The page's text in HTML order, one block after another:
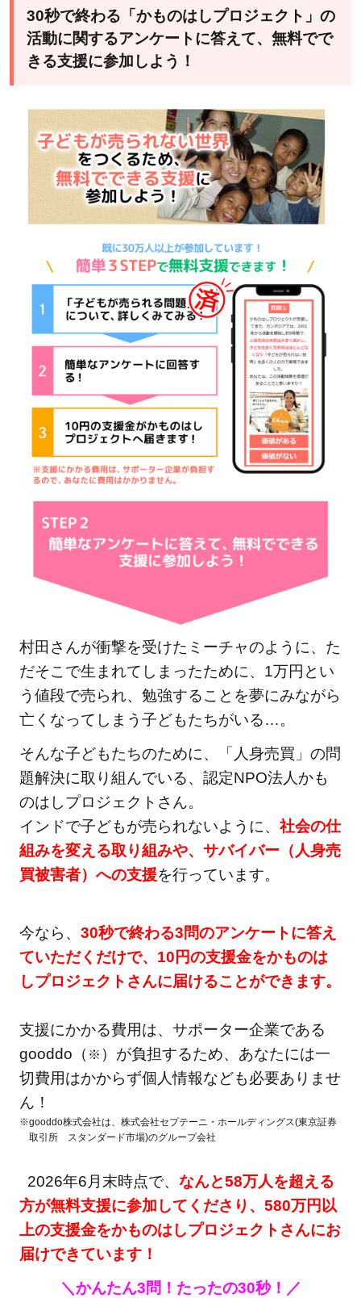
30秒で終わる「かものはしプロジェクト」の
活動に関するアンケートに答えて、無料でで
きる支援に参加しよう！
村田さんが衝撃を受けたミーチャのように、た
だそこで生まれてしまったために、1万円とい
う値段で売られ、勉強することを夢にみながら
亡くなってしまう子どもたちがいる…。
そんな子どもたちのために、「人身売買」の問
題解決に取り組んでいる、認定NPO法人かも
のはしプロジェクトさん。
インドで子どもが売られないように、 社会の仕
組みを変える取り組みや、サバイバー（人身売
買被害者）への支援を行っています。
今なら、 30秒で終わる3問のアンケートに答え
ていただくだけで、10円の支援金をかものは
しプロジェクトさんに届けることができます。
支援にかかる費用は、サポーター企業である
gooddo（ ※ ）が負担するため、あなたには一
切費用はかからず個人情報なども必要ありませ
ん！
※gooddo株式会社は、株式会社セプテーニ・ホールディングス(東京証券
取引所 スタンダード市場)のグループ会社
2026年6月末時点で、 なんと58万人を超える
方が無料支援に参加してくださり、580万円以
上の支援金をかものはしプロジェクトさんにお
届けできています！
＼かんたん3問！たったの30秒！／